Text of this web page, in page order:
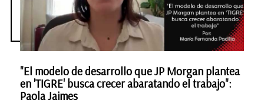
"El modelo de desarrollo que JP Morgan plantea
en 'TIGRE' busca crecer abaratando el trabajo":
Paola Jaimes